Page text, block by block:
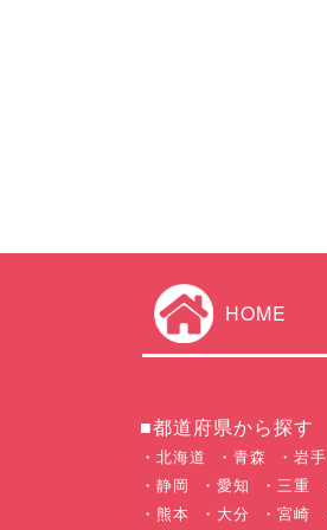
HOME
■都道府県から探す
北海道 青森 岩手
静岡
愛知 三重
熊本
大分 宮崎